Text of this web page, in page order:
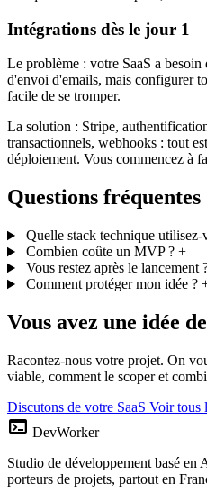
Intégrations dès le jour 1
Le problème : votre SaaS a
d'envoi d'emails, mais configurer
facile de se tromper.
La solution : Stripe,
transactionnels, webhooks : tout
déploiement. Vous commencez à
Questions fréquentes
Quelle stack technique utilisez-
Combien coûte un MVP ? +
Vous restez après le lancement
Comment protéger mon idée ?
Vous avez une idée
Racontez-nous votre projet. On
viable, comment le scoper et
Discutons de votre SaaS Voir tous
terminal DevWorker
Studio de développement basé en
porteurs de projets, partout en